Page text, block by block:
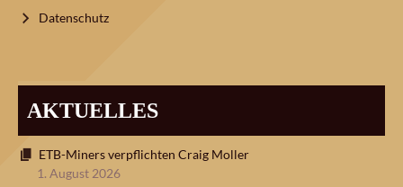
Datenschutz
AKTUELLES
ETB-Miners verpflichten Craig Moller
1. August 2026